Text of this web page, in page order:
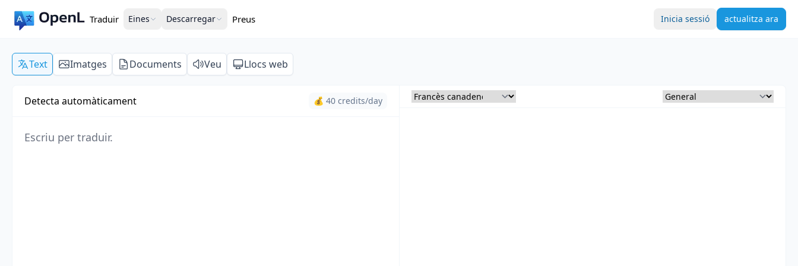
Traduir Eines Descarregar Preus Inicia sessió actualitza ara
Text Imatges Documents Veu Llocs web
Detecta automàticament 💰 40 credits/day